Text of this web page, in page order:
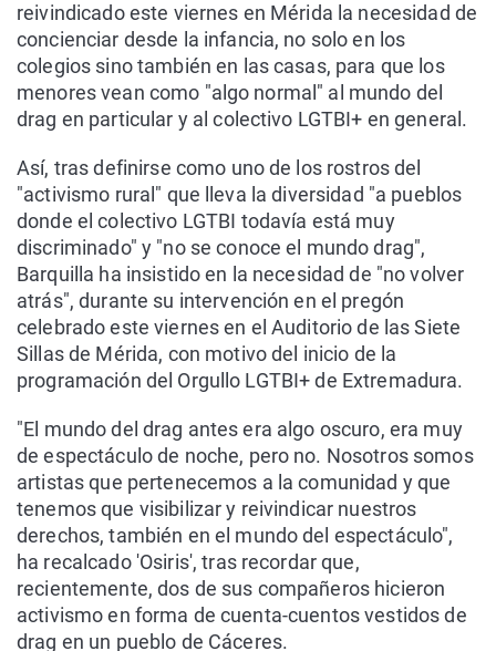
reivindicado este viernes en Mérida la necesidad de
concienciar desde la infancia, no solo en los
colegios sino también en las casas, para que los
menores vean como "algo normal" al mundo del
drag en particular y al colectivo LGTBI+ en general.
Así, tras definirse como uno de los rostros del
"activismo rural" que lleva la diversidad "a pueblos
donde el colectivo LGTBI todavía está muy
discriminado" y "no se conoce el mundo drag",
Barquilla ha insistido en la necesidad de "no volver
atrás", durante su intervención en el pregón
celebrado este viernes en el Auditorio de las Siete
Sillas de Mérida, con motivo del inicio de la
programación del Orgullo LGTBI+ de Extremadura.
"El mundo del drag antes era algo oscuro, era muy
de espectáculo de noche, pero no. Nosotros somos
artistas que pertenecemos a la comunidad y que
tenemos que visibilizar y reivindicar nuestros
derechos, también en el mundo del espectáculo",
ha recalcado 'Osiris', tras recordar que,
recientemente, dos de sus compañeros hicieron
activismo en forma de cuenta-cuentos vestidos de
drag en un pueblo de Cáceres.